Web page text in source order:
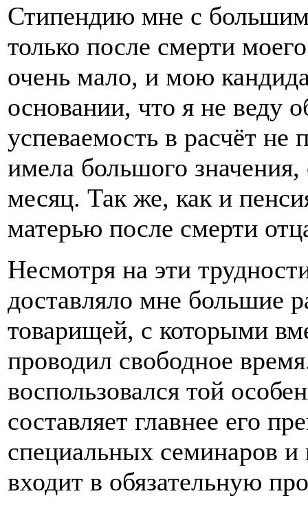
Стипендию мне с
только после смерти
очень мало, и мою
основании, что я не веду
успеваемость в расчёт
имела большого
месяц. Так же, как и
матерью после смерти
Несмотря на эти
доставляло мне большие
товарищей, с которыми
проводил свободное
воспользовался той
составляет главнее его
специальных семинаров
входит в обязательную